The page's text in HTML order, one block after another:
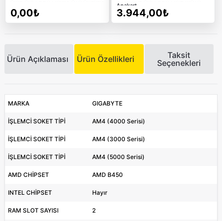
0,00₺
Anakart
3.944,00₺
Ürün Açıklaması Ürün Özellikleri
Taksit
Seçenekleri
MARKA GIGABYTE
İŞLEMCİ SOKET TİPİ AM4 (4000 Serisi)
İŞLEMCİ SOKET TİPİ AM4 (3000 Serisi)
İŞLEMCİ SOKET TİPİ AM4 (5000 Serisi)
AMD CHİPSET AMD B450
INTEL CHİPSET Hayır
RAM SLOT SAYISI 2